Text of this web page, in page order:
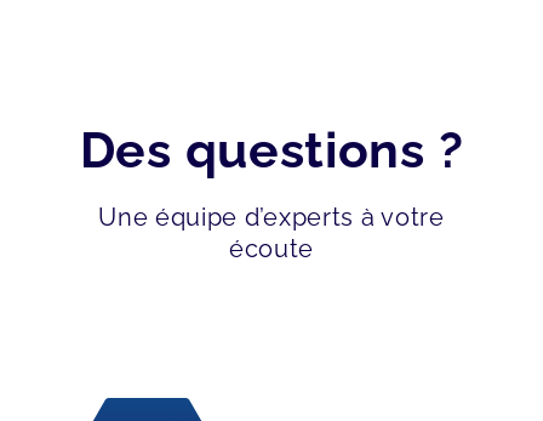
Des questions ?
Une équipe d’experts à votre
écoute